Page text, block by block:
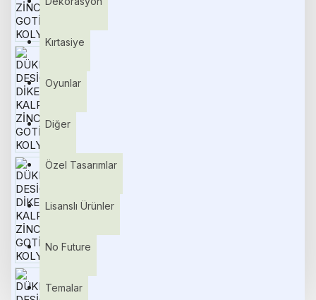
Kırtasiye
Oyunlar
Diğer
Özel Tasarımlar
Lisanslı Ürünler
No Future
Temalar